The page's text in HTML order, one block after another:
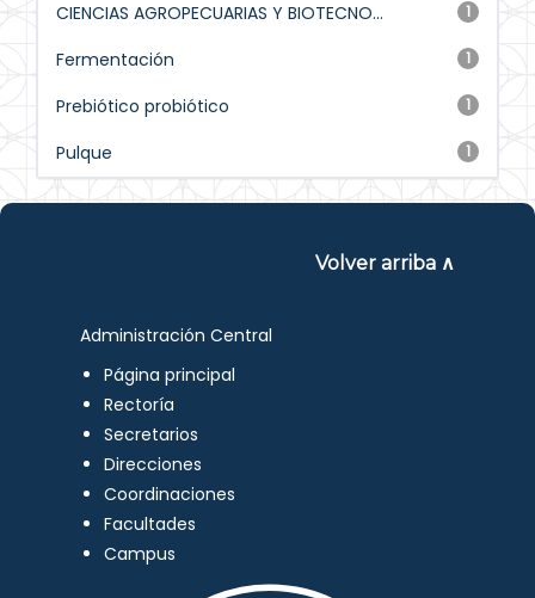
1
CIENCIAS AGROPECUARIAS Y BIOTECNO...
1
Fermentación
1
Prebiótico probiótico
1
Pulque
Volver arriba ∧
Administración Central
Página principal
Rectoría
Secretarios
Direcciones
Coordinaciones
Facultades
Campus